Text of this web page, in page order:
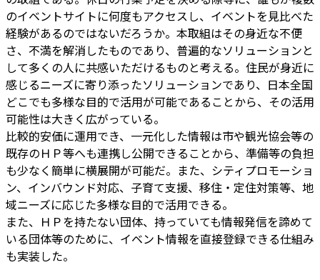
のイベントサイトに何度もアクセスし、イベントを見比べた
経験があるのではないだろうか。本取組はその身近な不便
さ、不満を解消したものであり、普遍的なソリューションと
して多くの人に共感いただけるものと考える。住民が身近に
感じるニーズに寄り添ったソリューションであり、日本全国
どこでも多様な目的で活用が可能であることから、その活用
可能性は大きく広がっている。
比較的安価に運用でき、一元化した情報は市や観光協会等の
既存のＨＰ等へも連携し公開できることから、準備等の負担
も少なく簡単に横展開が可能だ。また、シティプロモーショ
ン、インバウンド対応、子育て支援、移住・定住対策等、地
域ニーズに応じた多様な目的で活用できる。
また、ＨＰを持たない団体、持っていても情報発信を諦めて
いる団体等のために、イベント情報を直接登録できる仕組み
も実装した。